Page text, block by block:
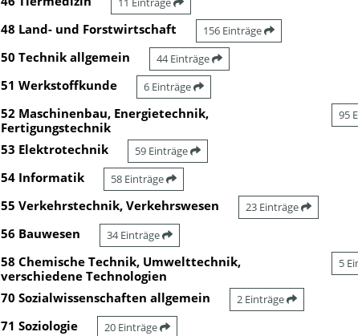
48 Land- und Forstwirtschaft 156 Einträge
50 Technik allgemein 44 Einträge
51 Werkstoffkunde 6 Einträge
52 Maschinenbau, Energietechnik,
Fertigungstechnik
95
53 Elektrotechnik 59 Einträge
54 Informatik 58 Einträge
55 Verkehrstechnik, Verkehrswesen 23 Einträge
56 Bauwesen 34 Einträge
58 Chemische Technik, Umwelttechnik,
verschiedene Technologien
5
70 Sozialwissenschaften allgemein 2 Einträge
71 Soziologie 20 Einträge